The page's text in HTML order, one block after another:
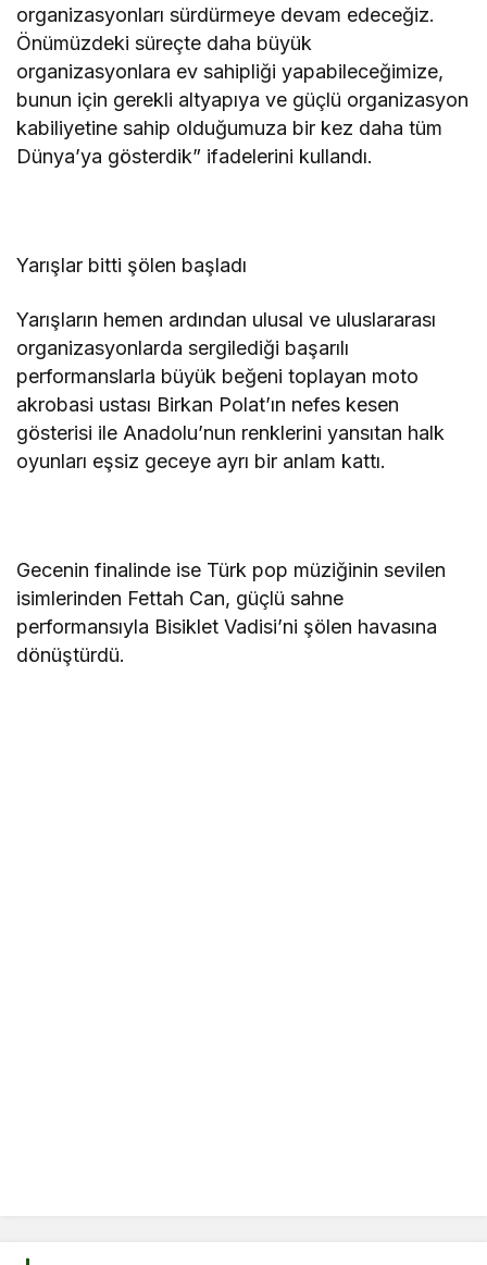
organizasyonları sürdürmeye devam edeceğiz.
Önümüzdeki süreçte daha büyük
organizasyonlara ev sahipliği yapabileceğimize,
bunun için gerekli altyapıya ve güçlü organizasyon
kabiliyetine sahip olduğumuza bir kez daha tüm
Dünya’ya gösterdik” ifadelerini kullandı.
Yarışlar bitti şölen başladı
Yarışların hemen ardından ulusal ve uluslararası
organizasyonlarda sergilediği başarılı
performanslarla büyük beğeni toplayan moto
akrobasi ustası Birkan Polat’ın nefes kesen
gösterisi ile Anadolu’nun renklerini yansıtan halk
oyunları eşsiz geceye ayrı bir anlam kattı.
Gecenin finalinde ise Türk pop müziğinin sevilen
isimlerinden Fettah Can, güçlü sahne
performansıyla Bisiklet Vadisi’ni şölen havasına
dönüştürdü.